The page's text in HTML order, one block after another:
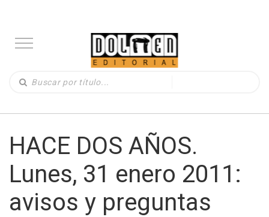
HACE DOS AÑOS.
Lunes, 31 enero 2011:
avisos y preguntas